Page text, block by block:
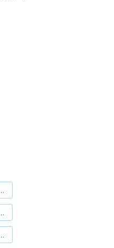
Стратегические технологические проекты
Стратегический технологический проект «Мультиагентная платформа ИИ-решений для отраслевых задач»
Стратегический технологический проект «Национальный центр социально-экономического и научно-технологического прогнозирования»